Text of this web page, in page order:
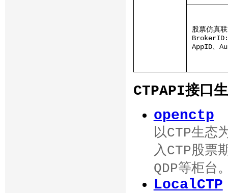
股票仿真
AppID、
CTPAPI接口
openctp
以CTP生态
入CTP股票
QDP等柜台
LocalCTP